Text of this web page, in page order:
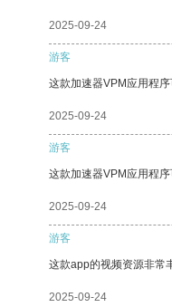
2025-09-24
游客
这款加速器VPM应用程
2025-09-24
游客
这款加速器VPM应用程
2025-09-24
游客
这款app的视频资源非常
2025-09-24